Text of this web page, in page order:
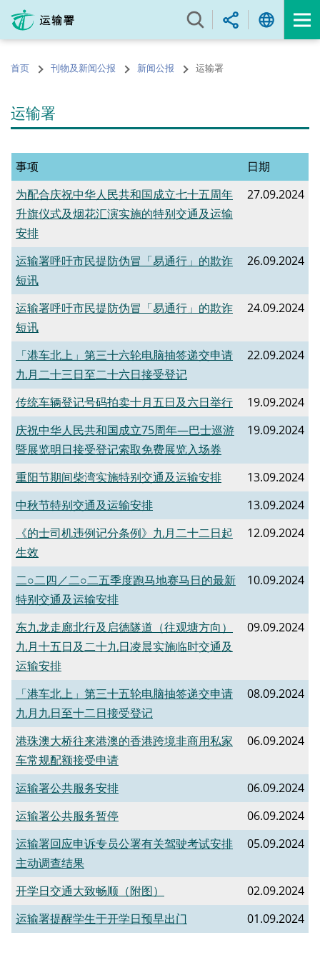
内
的首页 刊物及新闻公报 新闻公报 运输署
运输署
事项
日期
为配合庆祝中华人民共和国成立七十五周年
升旗仪式及烟花汇演实施的特别交通及运输
安排
27.09.2024
运输署呼吁市民提防伪冒「易通行」的欺诈
短讯
26.09.2024
运输署呼吁市民提防伪冒「易通行」的欺诈
短讯
24.09.2024
「港车北上」第三十六轮电脑抽签递交申请
九月二十三日至二十六日接受登记
22.09.2024
传统车辆登记号码拍卖十月五日及六日举行
19.09.2024
庆祝中华人民共和国成立75周年—巴士巡游
暨展览明日接受登记索取免费展览入场券
19.09.2024
重阳节期间柴湾实施特别交通及运输安排
13.09.2024
中秋节特别交通及运输安排
13.09.2024
《的士司机违例记分条例》九月二十二日起
生效
12.09.2024
二○二四／二○二五季度跑马地赛马日的最新
特别交通及运输安排
10.09.2024
东九龙走廊北行及启德隧道（往观塘方向）
九月十五日及二十九日凌晨实施临时交通及
运输安排
09.09.2024
「港车北上」第三十五轮电脑抽签递交申请
九月九日至十二日接受登记
08.09.2024
港珠澳大桥往来港澳的香港跨境非商用私家
车常规配额接受申请
06.09.2024
运输署公共服务安排
06.09.2024
运输署公共服务暂停
06.09.2024
运输署回应申诉专员公署有关驾驶考试安排
主动调查结果
05.09.2024
开学日交通大致畅顺（附图）
02.09.2024
运输署提醒学生于开学日预早出门
01.09.2024